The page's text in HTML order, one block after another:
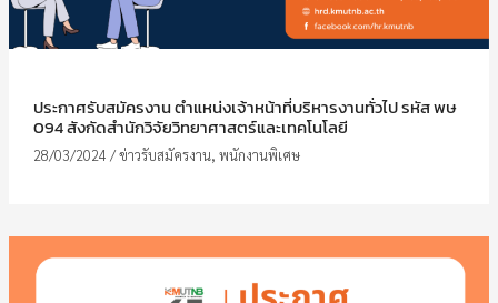
ประกาศรับสมัครงาน ตำแหน่งเจ้าหน้าที่บริหารงานทั่วไป รหัส พษ
094 สังกัดสำนักวิจัยวิทยาศาสตร์และเทคโนโลยี
28/03/2024 /ข่าวรับสมัครงาน, พนักงานพิเศษ